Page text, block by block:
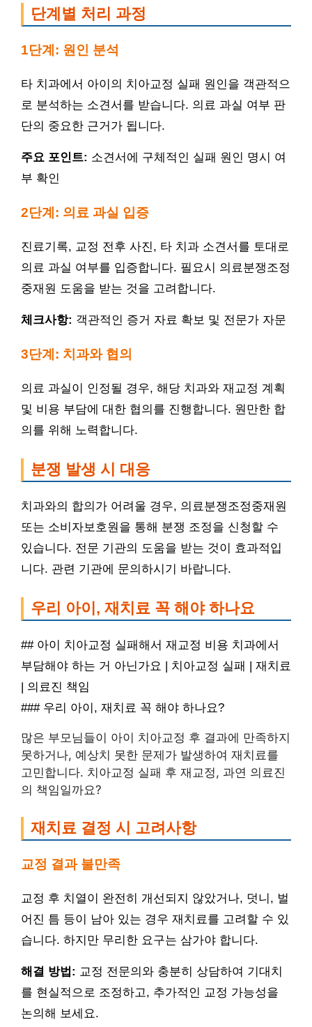
단계별 처리 과정
1단계: 원인 분석
타 치과에서 아이의 치아교정 실패 원인을 객관적으
로 분석하는 소견서를 받습니다. 의료 과실 여부 판
단의 중요한 근거가 됩니다.
주요 포인트: 소견서에 구체적인 실패 원인 명시 여
부 확인
2단계: 의료 과실 입증
진료기록, 교정 전후 사진, 타 치과 소견서를 토대로
의료 과실 여부를 입증합니다. 필요시 의료분쟁조정
중재원 도움을 받는 것을 고려합니다.
체크사항: 객관적인 증거 자료 확보 및 전문가 자문
3단계: 치과와 협의
의료 과실이 인정될 경우, 해당 치과와 재교정 계획
및 비용 부담에 대한 협의를 진행합니다. 원만한 합
의를 위해 노력합니다.
분쟁 발생 시 대응
치과와의 합의가 어려울 경우, 의료분쟁조정중재원
또는 소비자보호원을 통해 분쟁 조정을 신청할 수
있습니다. 전문 기관의 도움을 받는 것이 효과적입
니다. 관련 기관에 문의하시기 바랍니다.
우리 아이, 재치료 꼭 해야 하나요
## 아이 치아교정 실패해서 재교정 비용 치과에서
부담해야 하는 거 아닌가요 | 치아교정 실패 | 재치료
| 의료진 책임
### 우리 아이, 재치료 꼭 해야 하나요?
많은 부모님들이 아이 치아교정 후 결과에 만족하지
못하거나, 예상치 못한 문제가 발생하여 재치료를
고민합니다. 치아교정 실패 후 재교정, 과연 의료진
의 책임일까요?
재치료 결정 시 고려사항
교정 결과 불만족
교정 후 치열이 완전히 개선되지 않았거나, 덧니, 벌
어진 틈 등이 남아 있는 경우 재치료를 고려할 수 있
습니다. 하지만 무리한 요구는 삼가야 합니다.
해결 방법: 교정 전문의와 충분히 상담하여 기대치
를 현실적으로 조정하고, 추가적인 교정 가능성을
논의해 보세요.